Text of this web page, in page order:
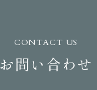
CONTACT US
お問い合わせ